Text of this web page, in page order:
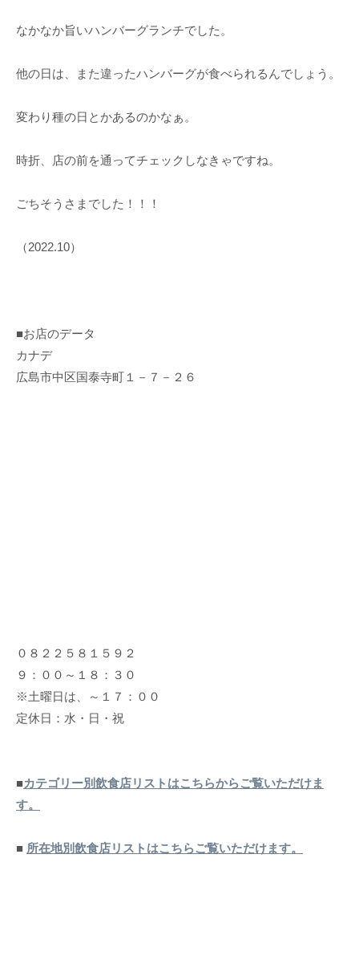
なかなか旨いハンバーグランチでした。
他の日は、また違ったハンバーグが食べられるんでしょう。
変わり種の日とかあるのかなぁ。
時折、店の前を通ってチェックしなきゃですね。
ごちそうさまでした！！！
（2022.10）
■お店のデータ
カナデ
広島市中区国泰寺町１－７－２６
０８２２５８１５９２
９：００～１８：３０
※土曜日は、～１７：００
定休日：水・日・祝
■カテゴリー別飲食店リストはこちらからご覧いただけま
す。
■ 所在地別飲食店リストはこちらご覧いただけます。